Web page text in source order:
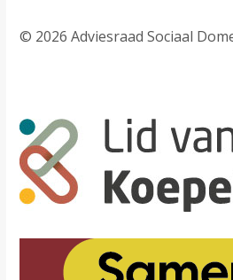
© 2026 Adviesraad Sociaal